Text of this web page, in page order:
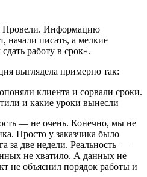
Провели. Информацию
начали писать, а мелкие
работу в срок».
выглядела примерно так:
— не очень. Конечно, мы не
Просто у заказчика было
за две недели. Реальность —
не хватило. А данных не
не объяснил порядок работы и